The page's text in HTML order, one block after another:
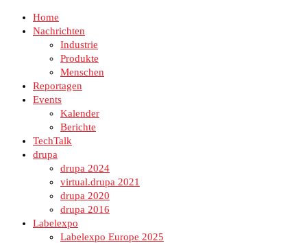
Home
Nachrichten
Industrie
Produkte
Menschen
Reportagen
Events
Kalender
Berichte
TechTalk
drupa
drupa 2024
virtual.drupa 2021
drupa 2020
drupa 2016
Labelexpo
Labelexpo Europe 2025